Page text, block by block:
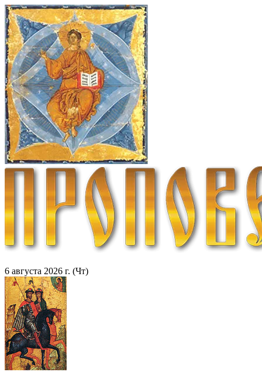
6 августа 2026 г. (Чт)